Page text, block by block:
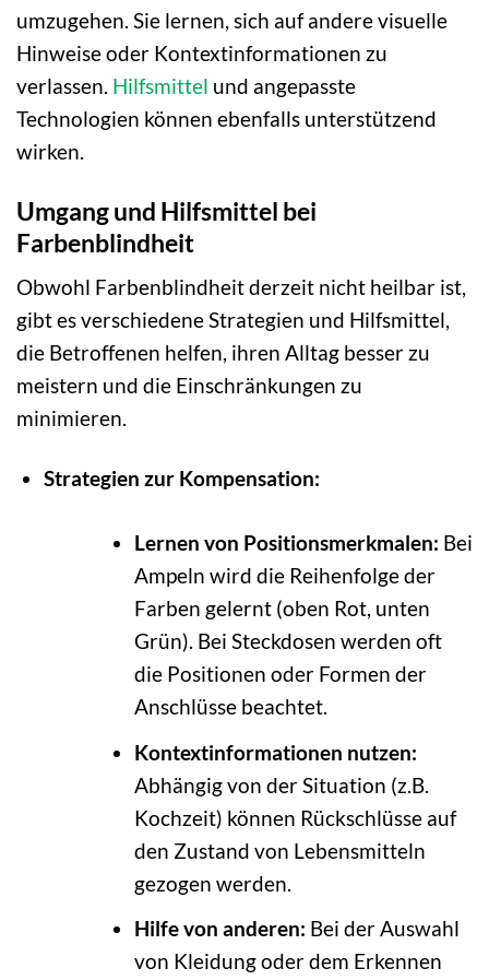
umzugehen. Sie lernen, sich auf andere visuelle
Hinweise oder Kontextinformationen zu
verlassen. Hilfsmittel und angepasste
Technologien können ebenfalls unterstützend
wirken.
Umgang und Hilfsmittel bei
Farbenblindheit
Obwohl Farbenblindheit derzeit nicht heilbar ist,
gibt es verschiedene Strategien und Hilfsmittel,
die Betroffenen helfen, ihren Alltag besser zu
meistern und die Einschränkungen zu
minimieren.
Strategien zur Kompensation:
Lernen von Positionsmerkmalen: Bei
Ampeln wird die Reihenfolge der
Farben gelernt (oben Rot, unten
Grün). Bei Steckdosen werden oft
die Positionen oder Formen der
Anschlüsse beachtet.
Kontextinformationen nutzen:
Abhängig von der Situation (z.B.
Kochzeit) können Rückschlüsse auf
den Zustand von Lebensmitteln
gezogen werden.
Hilfe von anderen: Bei der Auswahl
von Kleidung oder dem Erkennen